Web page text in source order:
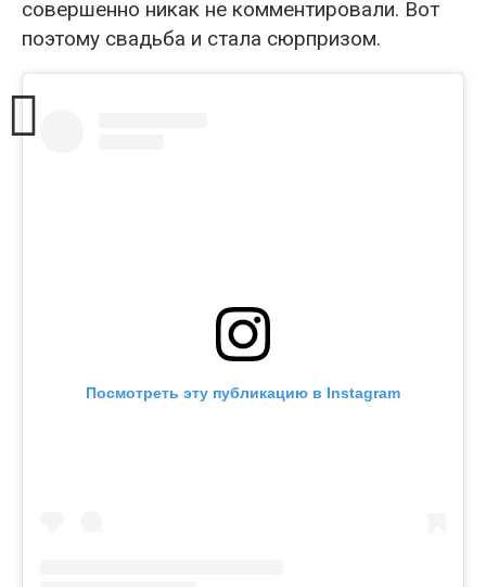
совершенно никак не комментировали. Вот
поэтому свадьба и стала сюрпризом.
Посмотреть эту публикацию в Instagram